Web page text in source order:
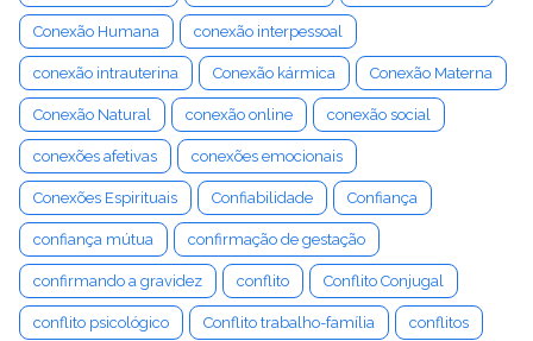
Conexão Humana conexão interpessoal
conexão intrauterina Conexão kármica Conexão Materna
Conexão Natural conexão online conexão social
conexões afetivas conexões emocionais
Conexões Espirituais Confiabilidade Confiança
confiança mútua confirmação de gestação
confirmando a gravidez conflito Conflito Conjugal
conflito psicológico Conflito trabalho-família conflitos